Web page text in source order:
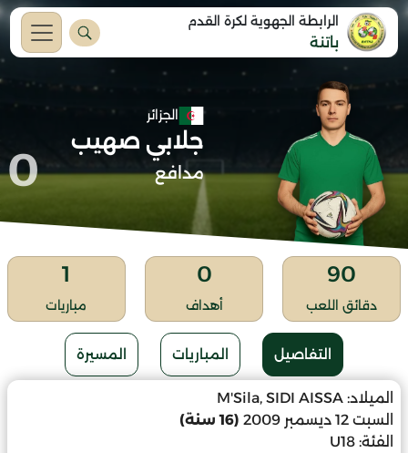
الرابطة الجهوية لكرة القدم
باتنة
الجزائر
جلابي صهيب
مدافع 0
90
دقائق اللعب
0
أهداف
1
مباريات
التفاصيل المباريات المسيرة
الميلاد: M'Sila, SIDI AISSA
السبت 12 ديسمبر 2009
(16 سنة)
الفئة: U18